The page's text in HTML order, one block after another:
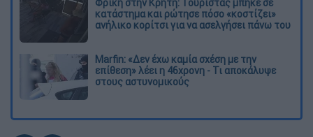
κατάστημα και ρώτησε πόσο «κοστίζει»
ανήλικο κορίτσι για να ασελγήσει πάνω του
Marfin: «Δεν έχω καμία σχέση με την
επίθεση» λέει η 46χρονη - Τι αποκάλυψε
στους αστυνομικούς